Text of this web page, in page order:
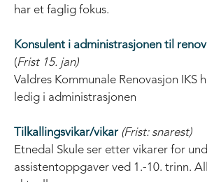
har et faglig fokus.
Konsulent i administrasjonen til
(Frist 15. jan)
Valdres Kommunale Renovasjon IKS
ledig i administrasjonen
Tilkallingsvikar/vikar (Frist: snarest)
Etnedal Skule ser etter vikarer for
assistentoppgaver ved 1.-10. trinn.